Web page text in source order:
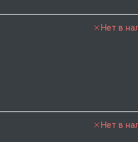
Нет в
Нет в